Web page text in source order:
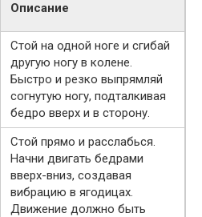
Описание
Стой на одной ноге и сгибай
другую ногу в колене.
Быстро и резко выпрямляй
согнутую ногу, подталкивая
бедро вверх и в сторону.
Стой прямо и расслабься.
Начни двигать бедрами
вверх-вниз, создавая
вибрацию в ягодицах.
Движение должно быть